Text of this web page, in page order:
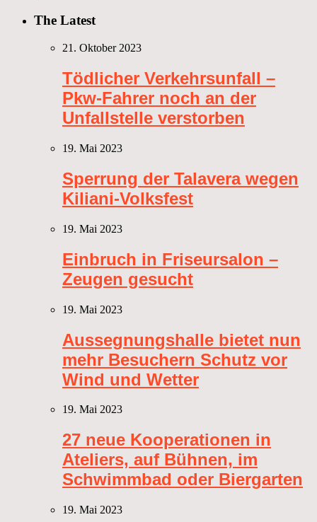
The Latest
21. Oktober 2023
Tödlicher Verkehrsunfall –
Pkw-Fahrer noch an der
Unfallstelle verstorben
19. Mai 2023
Sperrung der Talavera wegen
Kiliani-Volksfest
19. Mai 2023
Einbruch in Friseursalon –
Zeugen gesucht
19. Mai 2023
Aussegnungshalle bietet nun
mehr Besuchern Schutz vor
Wind und Wetter
19. Mai 2023
27 neue Kooperationen in
Ateliers, auf Bühnen, im
Schwimmbad oder Biergarten
19. Mai 2023